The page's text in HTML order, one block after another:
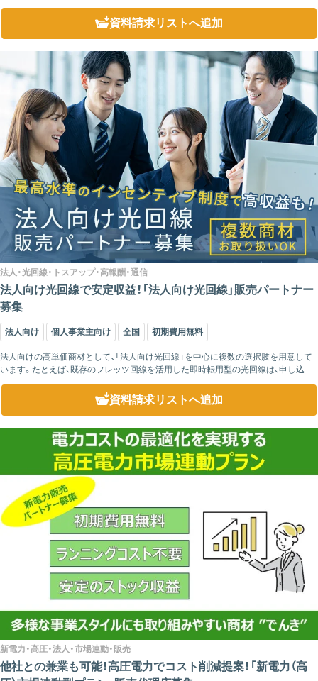
業は、大幅なコスト削減が期待できます。また、実質再エネ比率10％または10...
資料請求リストへ追加
法人・光回線・トスアップ・高報酬・通信
法人向け光回線で安定収益！「法人向け光回線」販売パートナー
募集
法人向け 個人事業主向け 全国 初期費用無料
法人向けの高単価商材として、「法人向け光回線」を中心に複数の選択肢を用意して
います。たとえば、既存のフレッツ回線を活用した即時転用型の光回線は、申し込み
がスムーズで、顧客にとっては料金プランの見直しによるコスト削減が可能です。一
資料請求リストへ追加
新電力・高圧・法人・市場連動・販売
他社との兼業も可能！高圧電力でコスト削減提案！「新電力（高